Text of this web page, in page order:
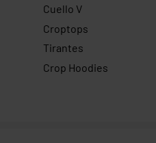
Cuello V
Croptops
Tirantes
Crop Hoodies